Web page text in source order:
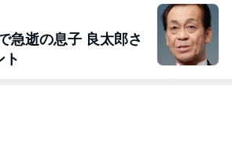
急逝の息子 良太郎さ
ト